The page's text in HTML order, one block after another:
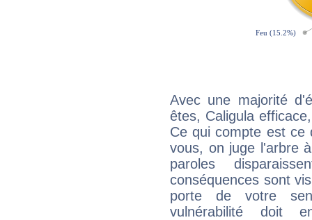
Avec une majorité
êtes, Caligula
Ce qui compte est
vous, on juge l'arbre
paroles
conséquences sont
porte de votre
vulnérabilité doit